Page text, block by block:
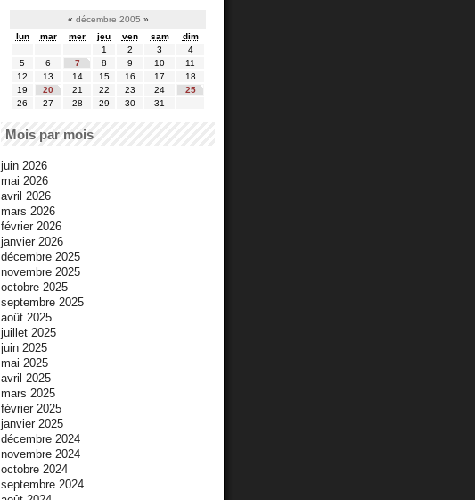
« décembre 2005 »
lun
mar mer jeu ven sam
dim
1
2 3
4
5
6 7 8 9 10
11
12
13 14 15 16 17
18
19
20 21 22 23 24
25
26
27 28 29 30 31
Mois par mois
juin 2026
mai 2026
avril 2026
mars 2026
février 2026
janvier 2026
décembre 2025
novembre 2025
octobre 2025
septembre 2025
août 2025
juillet 2025
juin 2025
mai 2025
avril 2025
mars 2025
février 2025
janvier 2025
décembre 2024
novembre 2024
octobre 2024
septembre 2024